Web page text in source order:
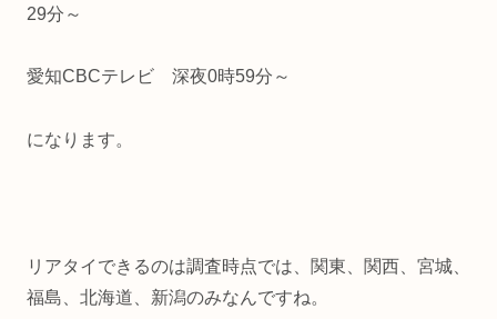
29分～
愛知CBCテレビ 深夜0時59分～
になります。
リアタイできるのは調査時点では、関東、関西、宮城、
福島、北海道、新潟のみなんですね。